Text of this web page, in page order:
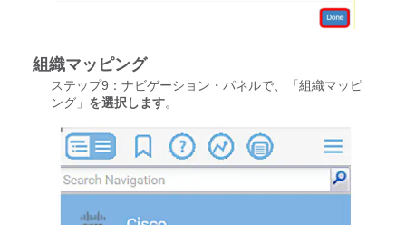
組織マッピング
ステップ9：ナビゲーション・パネルで、「組織マッピ
ング」 を選択します。